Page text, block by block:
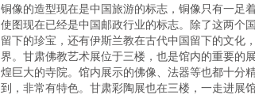
铜像的造型现在是中国旅游的标志，铜像只有一足
使图现在已经是中国邮政行业的标志。除了这两个
留下的珍宝，还有伊斯兰教在古代中国留下的文化
界。甘肃佛教艺术展位于三楼，也是馆内的重要的
煌巨大的寺院。馆内展示的佛像、法器等也都十分
到，非常有特色。甘肃彩陶展也在三楼，一走进展